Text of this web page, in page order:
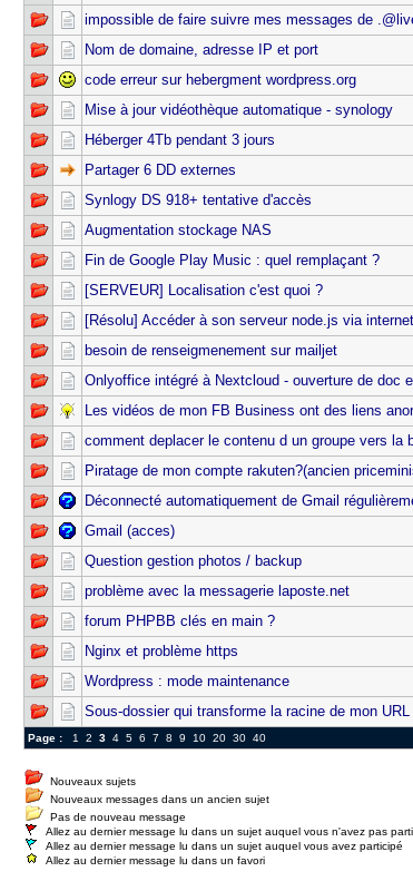
impossible de faire suivre mes messages de
Nom de domaine, adresse IP et port
code erreur sur hebergment wordpress.org
Mise à jour vidéothèque automatique - synology
Héberger 4Tb pendant 3 jours
Partager 6 DD externes
Synlogy DS 918+ tentative d'accès
Augmentation stockage NAS
Fin de Google Play Music : quel remplaçant ?
[SERVEUR] Localisation c'est quoi ?
[Résolu] Accéder à son serveur node.js via internet
besoin de renseigmenement sur mailjet
Onlyoffice intégré à Nextcloud - ouverture de doc
Les vidéos de mon FB Business ont des liens
comment deplacer le contenu d un groupe vers la
Piratage de mon compte rakuten?(ancien
Déconnecté automatiquement de Gmail
Gmail (acces)
Question gestion photos / backup
problème avec la messagerie laposte.net
forum PHPBB clés en main ?
Nginx et problème https
Wordpress : mode maintenance
Sous-dossier qui transforme la racine de mon
Page :
1 2 3 4 5 6 7 8 9 10 20 30 40
Nouveaux sujets
Nouveaux messages dans un ancien sujet
Pas de nouveau message
Allez au dernier message lu dans un sujet auquel vous n'avez pas
Allez au dernier message lu dans un sujet auquel vous avez participé
Allez au dernier message lu dans un favori